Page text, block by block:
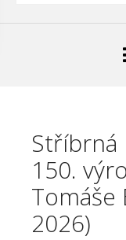
Stříbrná
150.
Tomáše
2026)